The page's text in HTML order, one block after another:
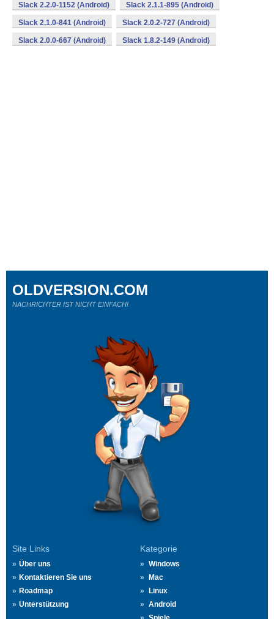
Slack 2.2.0-1152 (Android) Slack 2.1.1-895 (Android)
Slack 2.1.0-841 (Android) Slack 2.0.2-727 (Android)
Slack 2.0.0-667 (Android) Slack 1.8.2-149 (Android)
Site Links
Über uns
Kontaktieren Sie uns
Roadmap
Unterstützung
Kategorie
Windows
Mac
Linux
Android
OLDVERSION.COM
NACHRICHTER IST NICHT EINFACH!